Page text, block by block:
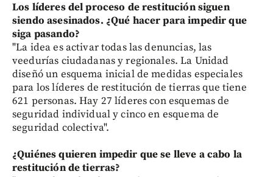
Los líderes del proceso de restitución siguen
siendo asesinados. ¿Qué hacer para impedir que
siga pasando?
"La idea es activar todas las denuncias, las
veedurías ciudadanas y regionales. La Unidad
diseñó un esquema inicial de medidas especiales
para los líderes de restitución de tierras que tiene
621 personas. Hay 27 líderes con esquemas de
seguridad individual y cinco en esquema de
seguridad colectiva".
¿Quiénes quieren impedir que se lleve a cabo la
restitución de tierras?